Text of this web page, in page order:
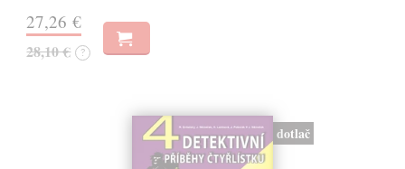
27,26 €
28,10 € ?
dotlač